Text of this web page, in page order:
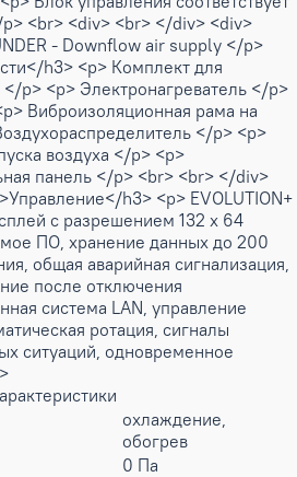
<br> <div> <br> </div> <div>
- Downflow air supply </p>
h3> <p> Комплект для
p> <p> Электронагреватель </p>
Виброизоляционная рама на
</p> <p>
воздуха </p> <p>
панель </p> <br> <br> </div>
h3> <p> EVOLUTION+
с разрешением 132 х 64
ПО, хранение данных до 200
общая аварийная сигнализация,
после отключения
система LAN, управление
ротация, сигналы
ситуаций, одновременное
охлаждение,
обогрев
0 Па